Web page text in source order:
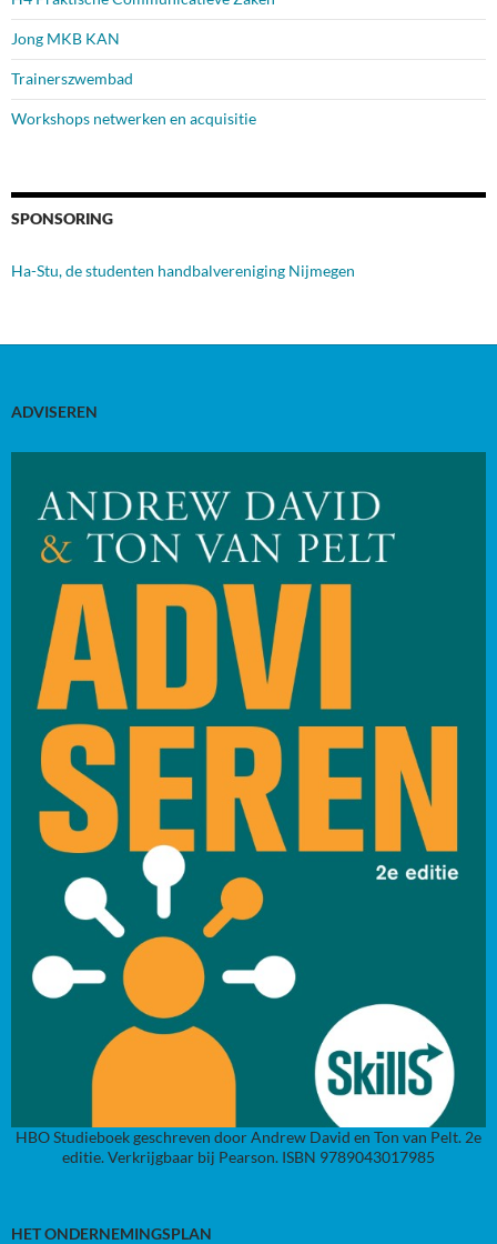
Jong MKB KAN
Trainerszwembad
Workshops netwerken en acquisitie
SPONSORING
Ha-Stu, de studenten handbalvereniging Nijmegen
ADVISEREN
HBO Studieboek geschreven door Andrew David en Ton van Pelt. 2e
editie. Verkrijgbaar bij Pearson. ISBN 9789043017985
HET ONDERNEMINGSPLAN